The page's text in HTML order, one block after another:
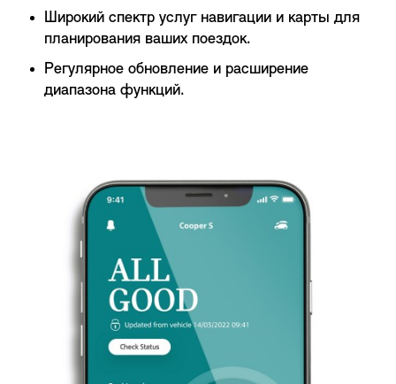
Широкий спектр услуг навигации и карты для
планирования ваших поездок.
Регулярное обновление и расширение
диапазона функций.